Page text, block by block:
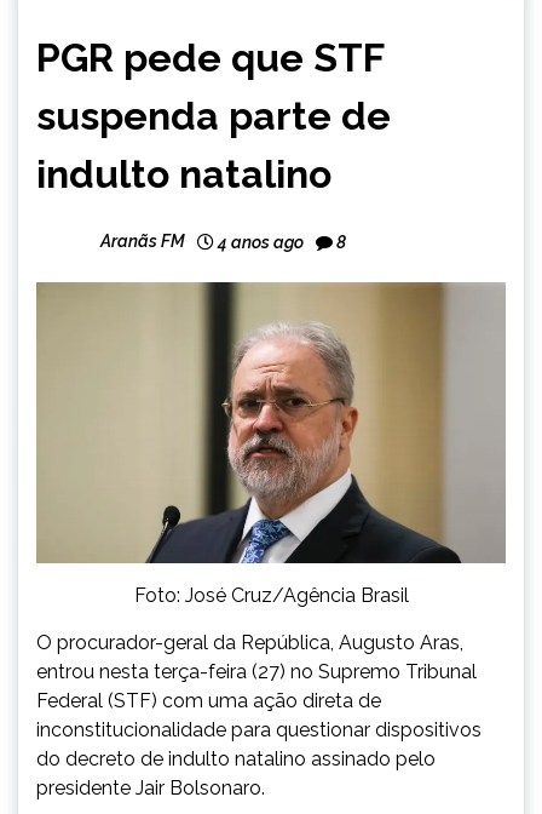
NOTÍCIAS
PGR pede que STF
suspenda parte de
indulto natalino
Aranãs FM 4 anos ago 8
Foto: José Cruz/Agência Brasil
O procurador-geral da República, Augusto Aras,
entrou nesta terça-feira (27) no Supremo Tribunal
Federal (STF) com uma ação direta de
inconstitucionalidade para questionar dispositivos
do decreto de indulto natalino assinado pelo
presidente Jair Bolsonaro.